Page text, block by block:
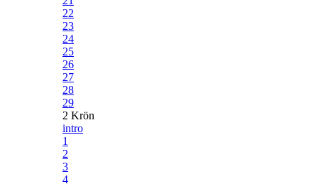
22
23
24
25
26
27
28
29
2 Krön
intro
1
2
3
4